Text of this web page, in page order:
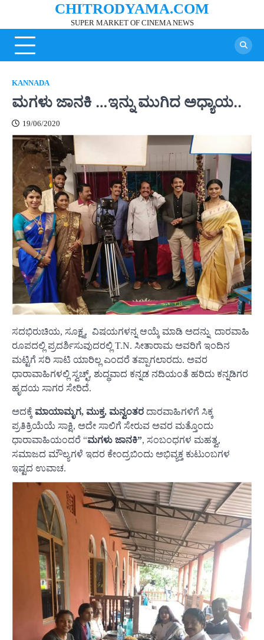
content
CHITRODYAMA.COM
SUPER MARKET OF CINEMA NEWS
KANNADA
ಮಗಳು ಜಾನಕಿ …ಇನ್ನು ಮುಗಿದ ಅಧ್ಯಾಯ..
19/06/2020
ಸದಭಿರುಚಿಯ, ಸೂಕ್ಷ್ಮ, ವಿಷಯಗಳನ್ನ ಆಯ್ಕೆ ಮಾಡಿ ಅದನ್ನು ದಾರವಾಹಿ
ರೂಪದಲ್ಲಿ ಪ್ರದರ್ಶಿಸುವುದರಲ್ಲಿ T.N. ಸೀತಾರಾಮ ಅವರಿಗೆ ಇಂದಿನ
ಮಟ್ಟಿಗೆ ಸರಿ ಸಾಟಿ ಯಾರಿಲ್ಲ ಎಂದರೆ ತಪ್ಪಾಗಲಾರದು. ಅವರ
ಧಾರಾವಾಹಿಗಳಲ್ಲಿ ಸ್ವಚ್ಛ್, ಶುದ್ಧವಾದ ಕನ್ನಡ ನದಿಯಂತೆ ಹರಿದು ಕನ್ನಡಿಗರ
ಹೃದಯ ಸಾಗರ ಸೇರಿದೆ.
ಅದಕ್ಕೆ ಮಾಯಾಮೃಗ, ಮುಕ್ತ, ಮನ್ವಂತರ ದಾರವಾಹಿಗಳಿಗೆ ಸಿಕ್ಕ
ಪ್ರತಿಕ್ರಿಯೆಯೆ ಸಾಕ್ಷಿ, ಅದೇ ಸಾಲಿಗೆ ಸೇರುವ ಅವರ ಮತ್ತೊಂದು
ಧಾರಾವಾಹಿಯಂದರೆ “ಮಗಳು ಜಾನಕಿ”, ಸಂಬಂಧಗಳ ಮಹತ್ವ,
ಸಮಾಜದ ಮೌಲ್ಯಗಳೆ ಇದರ ಕೇಂದ್ರಬಿಂದು ಅಭಿವ್ಯಕ್ತ ಕುಟುಂಬಗಳ
ಇಷ್ಟದ ಉವಾಚ.